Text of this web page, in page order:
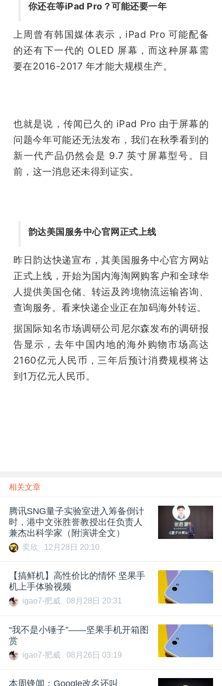
你还在等iPad Pro？可能还要一年
上周曾有韩国媒体表示，iPad Pro 可能配备
的还有下一代的 OLED 屏幕，而这种屏幕需
要在2016-2017 年才能大规模生产。
也就是说，传闻已久的 iPad Pro 由于屏幕的
问题今年可能还无法发布，我们在秋季看到的
新一代产品仍然会是 9.7 英寸屏幕型号。目
前，这一消息还未得到证实。
韵达美国服务中心官网正式上线
昨日韵达快递宣布，其美国服务中心官方网站
正式上线，开始为国内海淘网购客户和全球华
人提供美国仓储、转运及跨境物流运输咨询、
查询服务。看来快递企业正在加码海外转运。
据国际知名市场调研公司尼尔森发布的调研报
告显示，去年中国内地的海外购物市场高达
2160亿元人民币，三年后预计消费规模将达
到1万亿元人民币。
相关文章
腾讯SNG量子实验室进入筹备倒计
时，港中文张胜誉教授出任负责人
兼杰出科学家（附演讲全文）
奕欣 12月28日 20:10
【搞鲜机】高性价比的情怀 坚果手
机上手体验视频
igao7-肥威 08月28日 20:31
“我不是小锤子”——坚果手机开箱图
赏
igao7-肥威 08月26日 03:19
本周锋闻：Google改名还叫